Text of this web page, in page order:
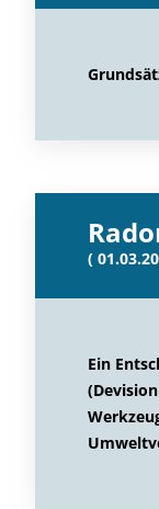
(
Ein